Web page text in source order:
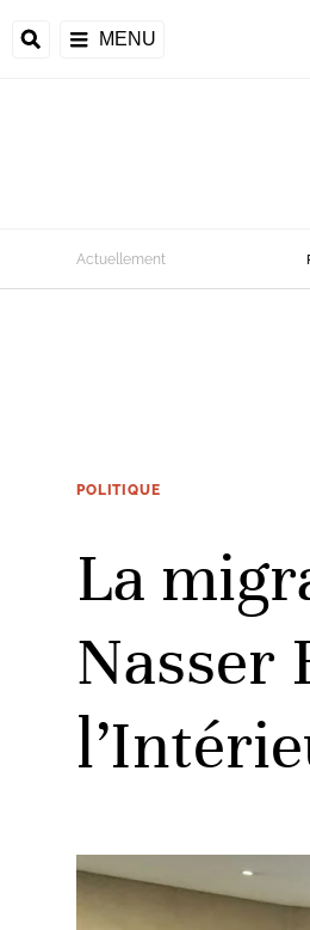
MENU
Actuellement
POLITIQUE
La
Nasser